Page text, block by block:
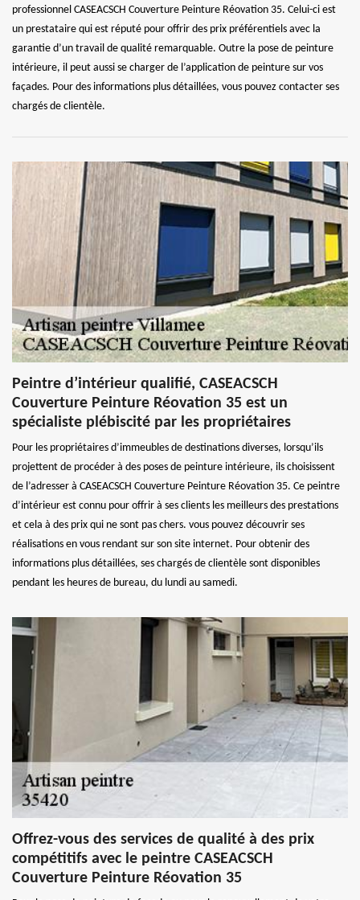
professionnel CASEACSCH Couverture Peinture Réovation 35. Celui-ci est
un prestataire qui est réputé pour offrir des prix préférentiels avec la
garantie d’un travail de qualité remarquable. Outre la pose de peinture
intérieure, il peut aussi se charger de l’application de peinture sur vos
façades. Pour des informations plus détaillées, vous pouvez contacter ses
chargés de clientèle.
Peintre d’intérieur qualifié, CASEACSCH
Couverture Peinture Réovation 35 est un
spécialiste plébiscité par les propriétaires
Pour les propriétaires d’immeubles de destinations diverses, lorsqu’ils
projettent de procéder à des poses de peinture intérieure, ils choisissent
de l’adresser à CASEACSCH Couverture Peinture Réovation 35. Ce peintre
d’intérieur est connu pour offrir à ses clients les meilleurs des prestations
et cela à des prix qui ne sont pas chers. vous pouvez découvrir ses
réalisations en vous rendant sur son site internet. Pour obtenir des
informations plus détaillées, ses chargés de clientèle sont disponibles
pendant les heures de bureau, du lundi au samedi.
Offrez-vous des services de qualité à des prix
compétitifs avec le peintre CASEACSCH
Couverture Peinture Réovation 35